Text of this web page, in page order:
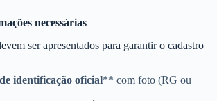
necessárias
ser apresentados para garantir o cadastro
identificação oficial** com foto (RG ou